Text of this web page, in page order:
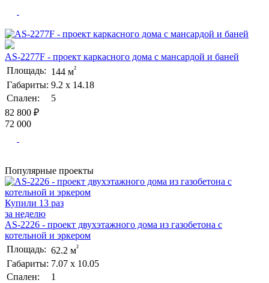
AS-2277F - проект каркасного дома с мансардой и баней
Площадь: 144 м²
Габариты: 9.2 х 14.18
Спален:
5
82 800 ₽
72 000
Популярные проекты
Купили 13 раз
за неделю
AS-2226 - проект двухэтажного дома из газобетона с
котельной и эркером
Площадь: 62.2 м²
Габариты: 7.07 х 10.05
Спален:
1